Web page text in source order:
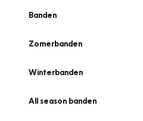
Banden
Zomerbanden
Winterbanden
All season banden